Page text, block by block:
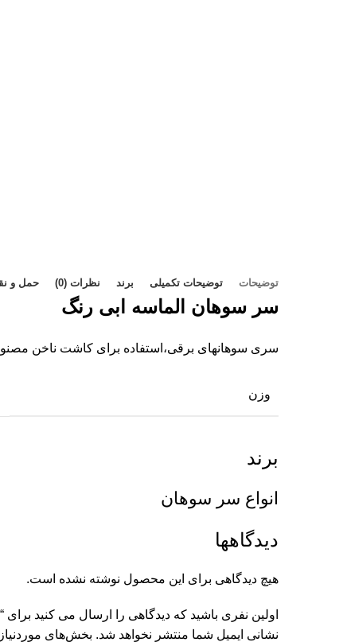
توضیحات توضیحات تکمیلی برند نظرات (0) حمل و
سر سوهان الماسه ابی رنگ
سری سوهانهای برقی،استفاده برای کاشت ناخن
وزن
برند
انواع سر سوهان
دیدگاهها
هیچ دیدگاهی برای این محصول نوشته نشده است.
اولین نفری باشید که دیدگاهی را ارسال می کنید
نشانی ایمیل شما منتشر نخواهد شد. بخش‌های